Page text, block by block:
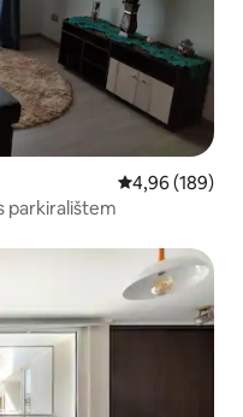
Prosječna
4,96 (189)
parkiralištem
„Odabrali gosti”